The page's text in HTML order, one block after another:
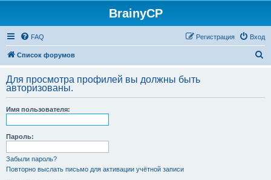
BrainyCP
FAQ Вход
Регистрация
Список форумов
с
Для просмотра профилей вы должны быть
авторизованы.
Имя пользователя:
Пароль:
Забыли пароль?
Повторно выслать письмо для активации учётной записи